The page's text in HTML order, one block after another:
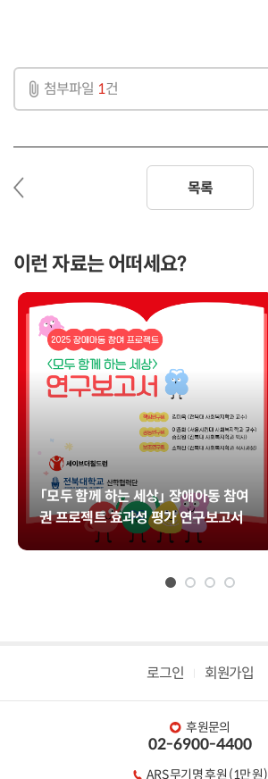
첨부파일 1건
목록
이런 자료는 어떠세요?
「모두 함께 하는 세상」 장애아동 참여
권 프로젝트 효과성 평가 연구보고서
로그인 회원가입
후원문의
02-6900-4400
ARS 무기명 후원 (1만 원)